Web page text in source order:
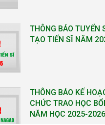
THÔNG BÁO TUYỂN
TẠO TIẾN SĨ NĂM
THÔNG BÁO KẾ
CHỨC TRAO HỌC
NĂM HỌC 2025-2026